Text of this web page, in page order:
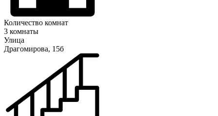
Количество комнат
3 комнаты
Улица
Драгомирова, 15б